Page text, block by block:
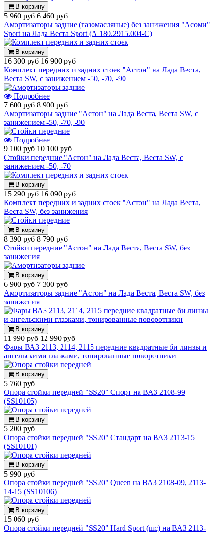
В корзину
5 960 руб 6 460 руб
Амортизаторы задние (газомасляные) без занижения "Асоми"
Sport на Лада Веста Sport (А 180.2915.004-С)
В корзину
16 300 руб 16 900 руб
Комплект передних и задних стоек "Астон" на Лада Веста,
Веста SW, с занижением -50, -70, -90
Подробнее
7 600 руб 8 900 руб
Амортизаторы задние "Астон" на Лада Веста, Веста SW, с
занижением -50, -70, -90
Подробнее
9 100 руб 10 100 руб
Стойки передние "Астон" на Лада Веста, Веста SW, с
занижением -50, -70
В корзину
15 290 руб 16 090 руб
Комплект передних и задних стоек "Астон" на Лада Веста,
Веста SW, без занижения
В корзину
8 390 руб 8 790 руб
Стойки передние "Астон" на Лада Веста, Веста SW, без
занижения
В корзину
6 900 руб 7 300 руб
Амортизаторы задние "Астон" на Лада Веста, Веста SW, без
занижения
В корзину
11 990 руб 12 990 руб
Фары ВАЗ 2113, 2114, 2115 передние квадратные би линзы и
ангельскими глазками, тонированные поворотники
В корзину
5 760 руб
Опора стойки передней "SS20" Спорт на ВАЗ 2108-99
(SS10105)
В корзину
5 200 руб
Опора стойки передней "SS20" Стандарт на ВАЗ 2113-15
(SS10101)
В корзину
5 990 руб
Опора стойки передней "SS20" Queen на ВАЗ 2108-09, 2113-
14-15 (SS10106)
В корзину
15 060 руб
Опора стойки передней "SS20" Hard Sport (шс) на ВАЗ 2113-